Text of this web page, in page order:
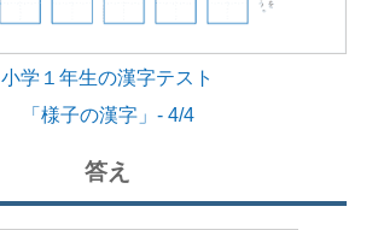
小学１年生の漢字テスト
「様子の漢字」- 4/4
答え